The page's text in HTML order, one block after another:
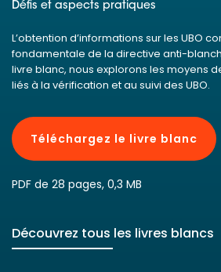
Défis et aspects pratiques
L’obtention d’informations sur les UBO
fondamentale de la directive anti-
livre blanc, nous explorons les moyens
liés à la vérification et au suivi des UBO.
Téléchargez le livre blanc
PDF de 28 pages, 0,3 MB
Découvrez tous les livres blancs